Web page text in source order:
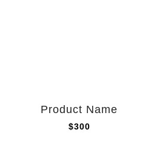
Product Name
$300